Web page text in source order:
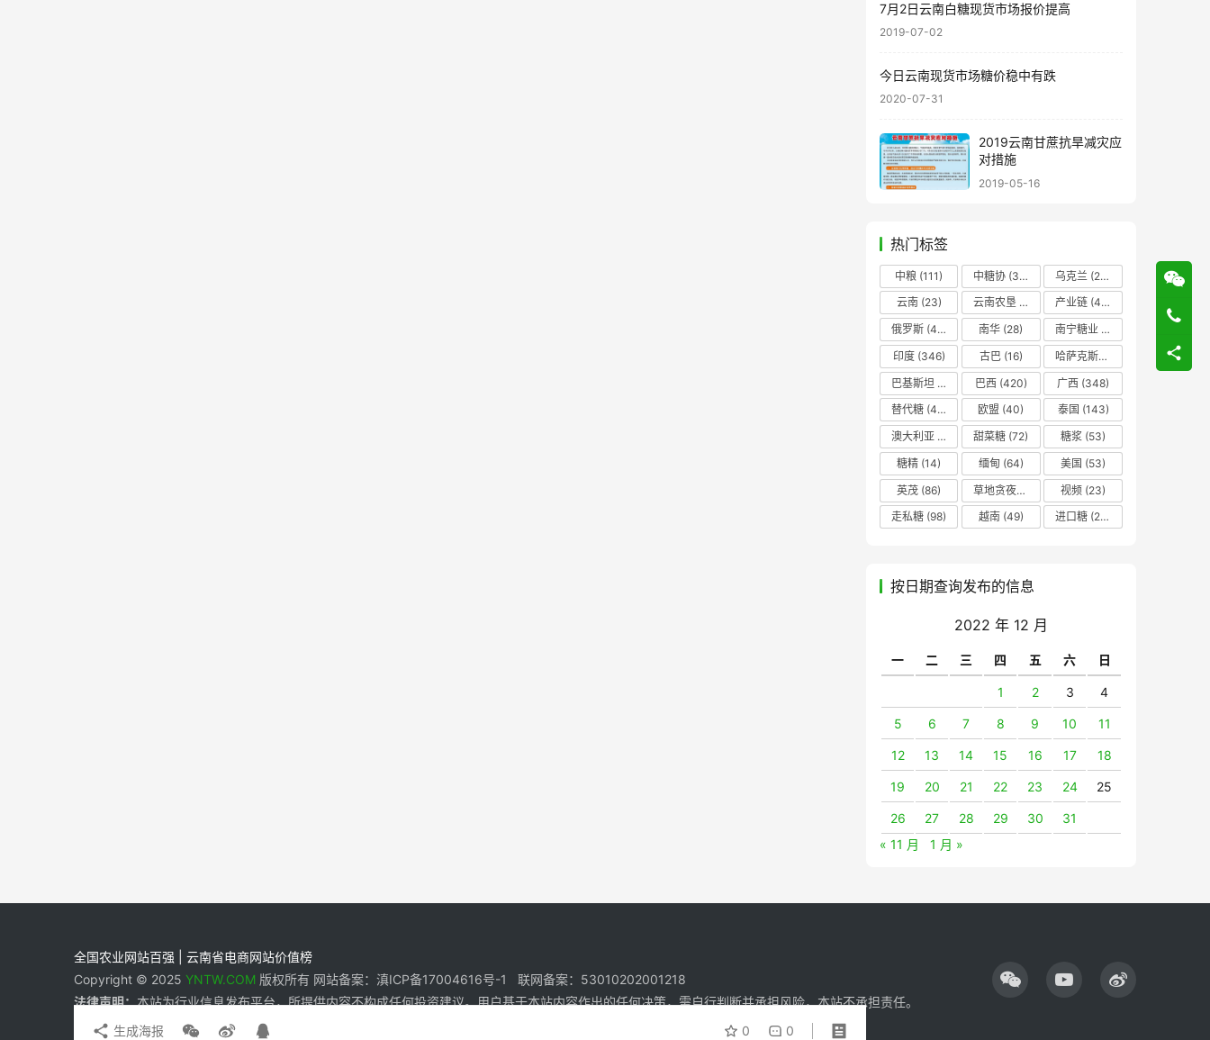
0 0
生成海报
7月2日云南白糖现货市场报价提高
2019-07-02
今日云南现货市场糖价稳中有跌
2020-07-31
2019云南甘蔗抗旱减灾应
对措施
2019-05-16
热门标签
中粮 (111) 中糖协 (37) 乌克兰 (20)
云南(23) 云南农垦 产业链 (42)
俄罗斯 (43) 南华 (28) 南宁糖业
印度(346) 古巴(16) 哈萨克斯坦
巴基斯坦
巴西(420) 广西 (348)
替代糖 (48) 欧盟 (40) 泰国 (143)
澳大利亚
甜菜糖 (72) 糖浆 (53)
糖精 (14) 缅甸 (64) 美国 (53)
英茂 (86) 草地贪夜蛾 视频 (23)
走私糖 (98) 越南(49) 进口糖 (236)
按日期查询发布的信息
2022 年 12 月
一 二 三 四 五 六 日
1 2 3 4
5 6 7 8 9 10 11
12 13 14 15 16 17 18
19 20 21 22 23 24 25
26 27 28 29 30
31
« 11 月
1 月 »
全国农业网站百强 | 云南省电商网站价值榜
Copyright © 2025 YNTW.COM 版权所有 网站备案：滇ICP备17004616号-1 联网备案：53010202001218
法律声明：本站为行业信息发布平台，所提供内容不构成任何投资建议。用户基于本站内容作出的任何决策，需自行判断并承担风险，本站不承担责任。